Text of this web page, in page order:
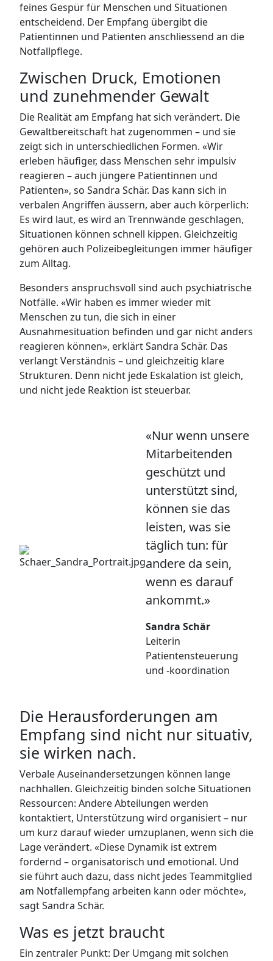
feines Gespür für Menschen und Situationen
entscheidend. Der Empfang übergibt die
Patientinnen und Patienten anschliessend an die
Notfallpflege.
Zwischen Druck, Emotionen
und zunehmender Gewalt
Die Realität am Empfang hat sich verändert. Die
Gewaltbereitschaft hat zugenommen – und sie
zeigt sich in unterschiedlichen Formen. «Wir
erleben häufiger, dass Menschen sehr impulsiv
reagieren – auch jüngere Patientinnen und
Patienten», so Sandra Schär. Das kann sich in
verbalen Angriffen äussern, aber auch körperlich:
Es wird laut, es wird an Trennwände geschlagen,
Situationen können schnell kippen. Gleichzeitig
gehören auch Polizeibegleitungen immer häufiger
zum Alltag.
Besonders anspruchsvoll sind auch psychiatrische
Notfälle. «Wir haben es immer wieder mit
Menschen zu tun, die sich in einer
Ausnahmesituation befinden und gar nicht anders
reagieren können», erklärt Sandra Schär. Das
verlangt Verständnis – und gleichzeitig klare
Strukturen. Denn nicht jede Eskalation ist gleich,
und nicht jede Reaktion ist steuerbar.
«Nur wenn unsere
Mitarbeitenden
geschützt und
unterstützt sind,
können sie das
leisten, was sie
täglich tun: für
andere da sein,
wenn es darauf
ankommt.»
Sandra Schär
Leiterin
Patientensteuerung
und -koordination
Die Herausforderungen am
Empfang sind nicht nur situativ,
sie wirken nach.
Verbale Auseinandersetzungen können lange
nachhallen. Gleichzeitig binden solche Situationen
Ressourcen: Andere Abteilungen werden
kontaktiert, Unterstützung wird organisiert – nur
um kurz darauf wieder umzuplanen, wenn sich die
Lage verändert. «Diese Dynamik ist extrem
fordernd – organisatorisch und emotional. Und
sie führt auch dazu, dass nicht jedes Teammitglied
am Notfallempfang arbeiten kann oder möchte»,
sagt Sandra Schär.
Was es jetzt braucht
Ein zentraler Punkt: Der Umgang mit solchen